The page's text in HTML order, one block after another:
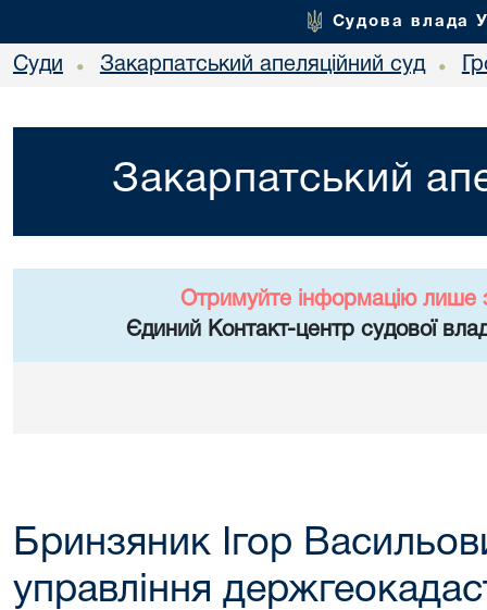
Судова влада
Суди • Закарпатський апеляційний суд •
Закарпатський
Отримуйте інформацію лише
Єдиний Контакт-центр судової
Бринзяник Ігор
управління